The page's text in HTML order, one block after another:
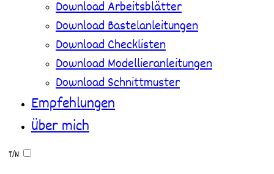
Download Arbeitsblätter
Download Bastelanleitungen
Download Checklisten
Download Modellieranleitungen
Download Schnittmuster
Empfehlungen
Über mich
T/N